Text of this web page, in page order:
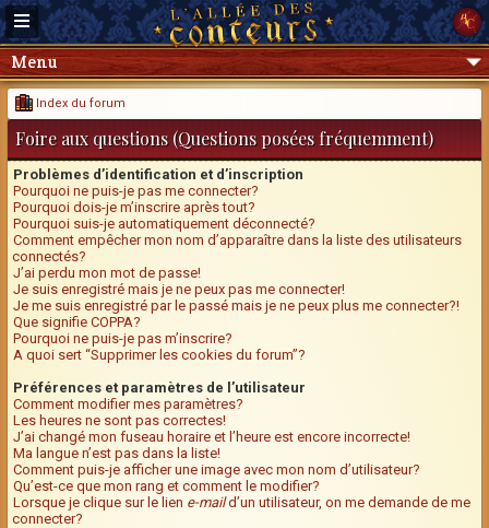
Menu
Index du forum
Foire aux questions (Questions posées fréquemment)
Problèmes d’identification et d’inscription
Pourquoi ne puis-je pas me connecter?
Pourquoi dois-je m’inscrire après tout?
Pourquoi suis-je automatiquement déconnecté?
Comment empêcher mon nom d’apparaître dans la liste des utilisateurs
connectés?
J’ai perdu mon mot de passe!
Je suis enregistré mais je ne peux pas me connecter!
Je me suis enregistré par le passé mais je ne peux plus me connecter?!
Que signifie COPPA?
Pourquoi ne puis-je pas m’inscrire?
A quoi sert “Supprimer les cookies du forum”?
Préférences et paramètres de l’utilisateur
Comment modifier mes paramètres?
Les heures ne sont pas correctes!
J’ai changé mon fuseau horaire et l’heure est encore incorrecte!
Ma langue n’est pas dans la liste!
Comment puis-je afficher une image avec mon nom d’utilisateur?
Qu’est-ce que mon rang et comment le modifier?
Lorsque je clique sur le lien e-maild’un utilisateur, on me demande de me
connecter?